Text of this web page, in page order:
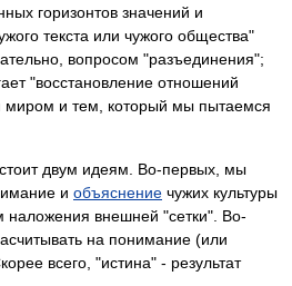
горизонтов значений и
текста или чужого общества"
вопросом "разъединения";
"восстановление отношений
и тем, который мы пытаемся
двум идеям. Во-первых, мы
и объяснение чужих культуры
наложения внешней "сетки". Во-
на понимание (или
всего, "истина" - результат